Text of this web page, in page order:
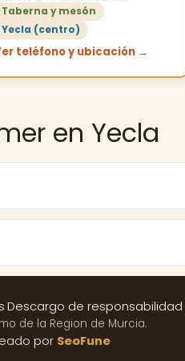
Taberna y mesón
Yecla (centro)
teléfono y ubicación →
en Yecla
·Descargo de responsabilidad·
de la Region de Murcia.
por SeoFune